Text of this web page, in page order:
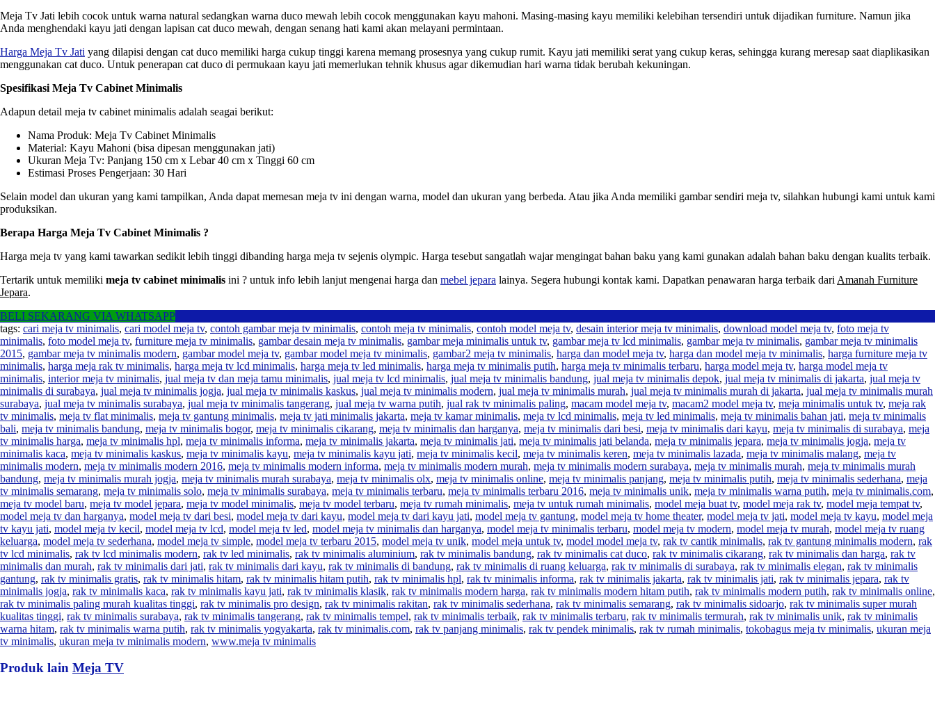
Meja Tv Jati lebih cocok untuk warna natural sedangkan warna duco mewah lebih cocok menggunakan kayu mahoni. Masing-masing kayu memiliki kelebihan tersendiri untuk dijadikan furniture. Namun jika
Anda menghendaki kayu jati dengan lapisan cat duco mewah, dengan senang hati kami akan melayani permintaan.
Harga Meja Tv Jati yang dilapisi dengan cat duco memiliki harga cukup tinggi karena memang prosesnya yang cukup rumit. Kayu jati memiliki serat yang cukup keras, sehingga kurang meresap saat diaplikasikan
menggunakan cat duco. Untuk penerapan cat duco di permukaan kayu jati memerlukan tehnik khusus agar dikemudian hari warna tidak berubah kekuningan.
Spesifikasi Meja Tv Cabinet Minimalis
Adapun detail meja tv cabinet minimalis adalah seagai berikut:
Nama Produk: Meja Tv Cabinet Minimalis
Material: Kayu Mahoni (bisa dipesan menggunakan jati)
Ukuran Meja Tv: Panjang 150 cm x Lebar 40 cm x Tinggi 60 cm
Estimasi Proses Pengerjaan: 30 Hari
Selain model dan ukuran yang kami tampilkan, Anda dapat memesan meja tv ini dengan warna, model dan ukuran yang berbeda. Atau jika Anda memiliki gambar sendiri meja tv, silahkan hubungi kami untuk kami
produksikan.
Berapa Harga Meja Tv Cabinet Minimalis ?
Harga meja tv yang kami tawarkan sedikit lebih tinggi dibanding harga meja tv sejenis olympic. Harga tesebut sangatlah wajar mengingat bahan baku yang kami gunakan adalah bahan baku dengan kualits terbaik.
Tertarik untuk memiliki meja tv cabinet minimalis ini ? untuk info lebih lanjut mengenai harga dan mebel jepara lainya. Segera hubungi kontak kami. Dapatkan penawaran harga terbaik dari Amanah Furniture
Jepara.
BELI SEKARANG VIA WHATSAPP
tags: cari meja tv minimalis, cari model meja tv, contoh gambar meja tv minimalis, contoh meja tv minimalis, contoh model meja tv, desain interior meja tv minimalis, download model meja tv, foto meja tv
minimalis, foto model meja tv, furniture meja tv minimalis, gambar desain meja tv minimalis, gambar meja minimalis untuk tv, gambar meja tv lcd minimalis, gambar meja tv minimalis, gambar meja tv minimalis
2015, gambar meja tv minimalis modern, gambar model meja tv, gambar model meja tv minimalis, gambar2 meja tv minimalis, harga dan model meja tv, harga dan model meja tv minimalis, harga furniture meja tv
minimalis, harga meja rak tv minimalis, harga meja tv lcd minimalis, harga meja tv led minimalis, harga meja tv minimalis putih, harga meja tv minimalis terbaru, harga model meja tv, harga model meja tv
minimalis, interior meja tv minimalis, jual meja tv dan meja tamu minimalis, jual meja tv lcd minimalis, jual meja tv minimalis bandung, jual meja tv minimalis depok, jual meja tv minimalis di jakarta, jual meja tv
minimalis di surabaya, jual meja tv minimalis jogja, jual meja tv minimalis kaskus, jual meja tv minimalis modern, jual meja tv minimalis murah, jual meja tv minimalis murah di jakarta, jual meja tv minimalis murah
surabaya, jual meja tv minimalis surabaya, jual meja tv minimalis tangerang, jual meja tv warna putih, jual rak tv minimalis paling, macam model meja tv, macam2 model meja tv, meja minimalis untuk tv, meja rak
tv minimalis, meja tv flat minimalis, meja tv gantung minimalis, meja tv jati minimalis jakarta, meja tv kamar minimalis, meja tv lcd minimalis, meja tv led minimalis, meja tv minimalis bahan jati, meja tv minimalis
bali, meja tv minimalis bandung, meja tv minimalis bogor, meja tv minimalis cikarang, meja tv minimalis dan harganya, meja tv minimalis dari besi, meja tv minimalis dari kayu, meja tv minimalis di surabaya, meja
tv minimalis harga, meja tv minimalis hpl, meja tv minimalis informa, meja tv minimalis jakarta, meja tv minimalis jati, meja tv minimalis jati belanda, meja tv minimalis jepara, meja tv minimalis jogja, meja tv
minimalis kaca, meja tv minimalis kaskus, meja tv minimalis kayu, meja tv minimalis kayu jati, meja tv minimalis kecil, meja tv minimalis keren, meja tv minimalis lazada, meja tv minimalis malang, meja tv
minimalis modern, meja tv minimalis modern 2016, meja tv minimalis modern informa, meja tv minimalis modern murah, meja tv minimalis modern surabaya, meja tv minimalis murah, meja tv minimalis murah
bandung, meja tv minimalis murah jogja, meja tv minimalis murah surabaya, meja tv minimalis olx, meja tv minimalis online, meja tv minimalis panjang, meja tv minimalis putih, meja tv minimalis sederhana, meja
tv minimalis semarang, meja tv minimalis solo, meja tv minimalis surabaya, meja tv minimalis terbaru, meja tv minimalis terbaru 2016, meja tv minimalis unik, meja tv minimalis warna putih, meja tv minimalis.com,
meja tv model baru, meja tv model jepara, meja tv model minimalis, meja tv model terbaru, meja tv rumah minimalis, meja tv untuk rumah minimalis, model meja buat tv, model meja rak tv, model meja tempat tv,
model meja tv dan harganya, model meja tv dari besi, model meja tv dari kayu, model meja tv dari kayu jati, model meja tv gantung, model meja tv home theater, model meja tv jati, model meja tv kayu, model meja
tv kayu jati, model meja tv kecil, model meja tv lcd, model meja tv led, model meja tv minimalis dan harganya, model meja tv minimalis terbaru, model meja tv modern, model meja tv murah, model meja tv ruang
keluarga, model meja tv sederhana, model meja tv simple, model meja tv terbaru 2015, model meja tv unik, model meja untuk tv, model model meja tv, rak tv cantik minimalis, rak tv gantung minimalis modern, rak
tv lcd minimalis, rak tv lcd minimalis modern, rak tv led minimalis, rak tv minimalis aluminium, rak tv minimalis bandung, rak tv minimalis cat duco, rak tv minimalis cikarang, rak tv minimalis dan harga, rak tv
minimalis dan murah, rak tv minimalis dari jati, rak tv minimalis dari kayu, rak tv minimalis di bandung, rak tv minimalis di ruang keluarga, rak tv minimalis di surabaya, rak tv minimalis elegan, rak tv minimalis
gantung, rak tv minimalis gratis, rak tv minimalis hitam, rak tv minimalis hitam putih, rak tv minimalis hpl, rak tv minimalis informa, rak tv minimalis jakarta, rak tv minimalis jati, rak tv minimalis jepara, rak tv
minimalis jogja, rak tv minimalis kaca, rak tv minimalis kayu jati, rak tv minimalis klasik, rak tv minimalis modern harga, rak tv minimalis modern hitam putih, rak tv minimalis modern putih, rak tv minimalis online,
rak tv minimalis paling murah kualitas tinggi, rak tv minimalis pro design, rak tv minimalis rakitan, rak tv minimalis sederhana, rak tv minimalis semarang, rak tv minimalis sidoarjo, rak tv minimalis super murah
kualitas tinggi, rak tv minimalis surabaya, rak tv minimalis tangerang, rak tv minimalis tempel, rak tv minimalis terbaik, rak tv minimalis terbaru, rak tv minimalis termurah, rak tv minimalis unik, rak tv minimalis
warna hitam, rak tv minimalis warna putih, rak tv minimalis yogyakarta, rak tv minimalis.com, rak tv panjang minimalis, rak tv pendek minimalis, rak tv rumah minimalis, tokobagus meja tv minimalis, ukuran meja
tv minimalis, ukuran meja tv minimalis modern, www.meja tv minimalis
Produk lain Meja TV